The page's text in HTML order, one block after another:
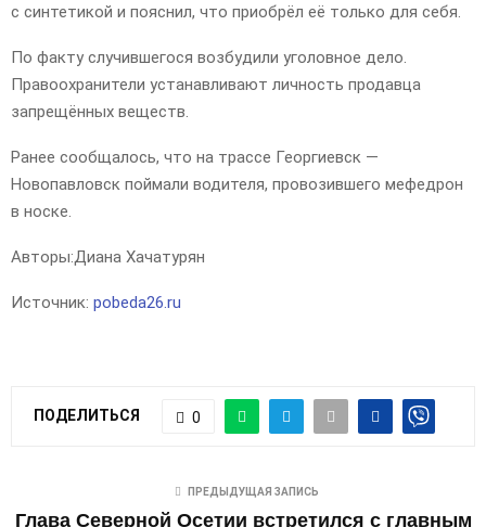
с синтетикой и пояснил, что приобрёл её только для себя.
По факту случившегося возбудили уголовное дело.
Правоохранители устанавливают личность продавца
запрещённых веществ.
Ранее сообщалось, что на трассе Георгиевск —
Новопавловск поймали водителя, провозившего мефедрон
в носке.
Авторы:Диана Хачатурян
Источник: pobeda26.ru
ПОДЕЛИТЬСЯ 0
ПРЕДЫДУЩАЯ ЗАПИСЬ
Глава Северной Осетии встретился с главным